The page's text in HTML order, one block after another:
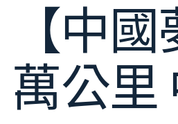
【中
萬公里